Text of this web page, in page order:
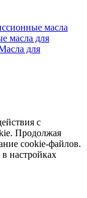
масла
масла для
для
с
Продолжая
cookie-файлов.
настройках